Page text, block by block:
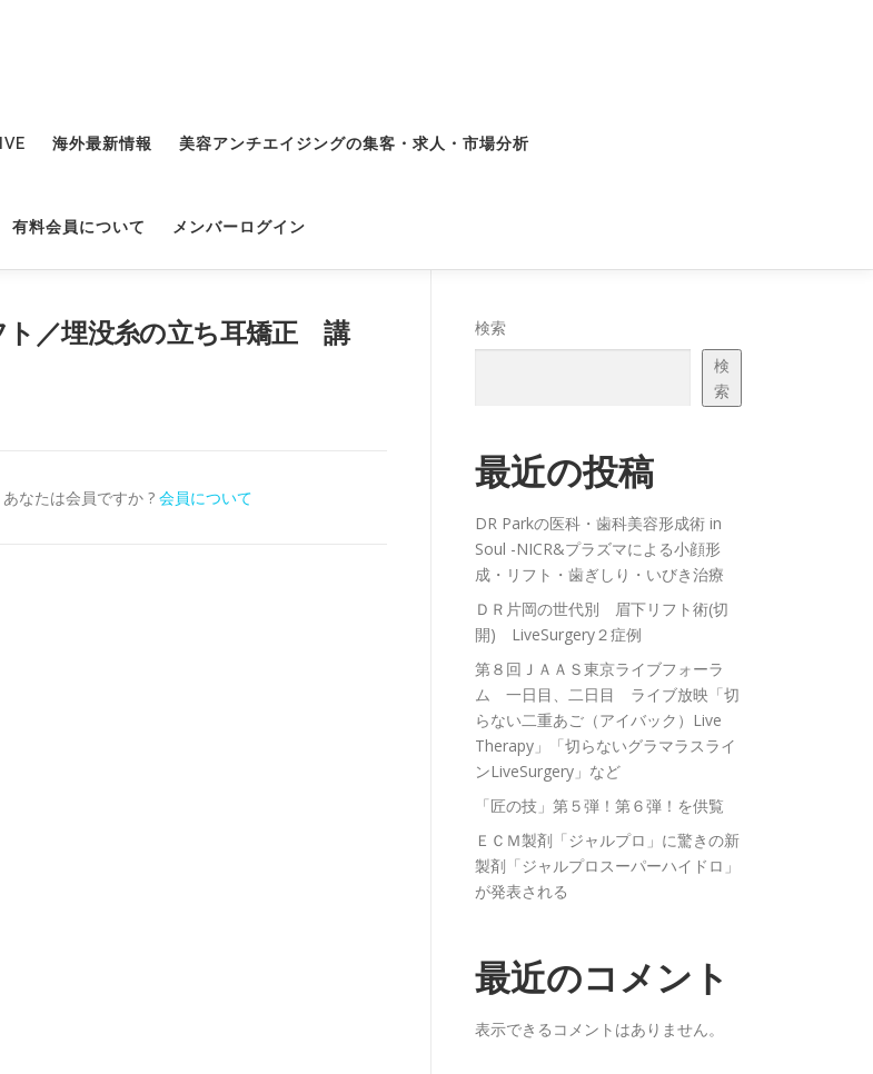
海外最新情報 美容アンチエイジングの集客・求人・市場分析
有料会員について メンバーログイン
／埋没糸の立ち耳矯正 講
あなたは会員ですか ? 会員について
検索
検
索
最近の投稿
DR Parkの医科・歯科美容形成術 in
Soul -NICR&プラズマによる小顔形
成・リフト・歯ぎしり・いびき治療
ＤＲ片岡の世代別 眉下リフト術(切
開) LiveSurgery２症例
第８回ＪＡＡＳ東京ライブフォーラ
ム 一日目、二日目 ライブ放映「切
らない二重あご（アイバック）Live
Therapy」「切らないグラマラスライ
ンLiveSurgery」など
「匠の技」第５弾！第６弾！を供覧
ＥＣＭ製剤「ジャルプロ」に驚きの新
製剤「ジャルプロスーパーハイドロ」
が発表される
最近のコメント
表示できるコメントはありません。